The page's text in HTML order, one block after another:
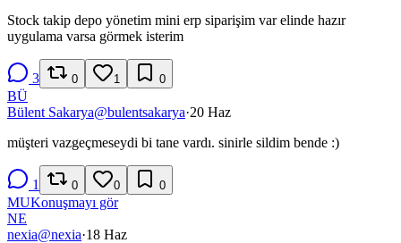
Stock takip depo yönetim mini erp siparişim var elinde hazır
uygulama varsa görmek isterim
3 0 1 0
BÜ
Bülent Sakarya@bulentsakarya·20 Haz
müşteri vazgeçmeseydi bi tane vardı. sinirle sildim bende :)
1 0 0 0
MUKonuşmayı gör
NE
nexia@nexia·18 Haz